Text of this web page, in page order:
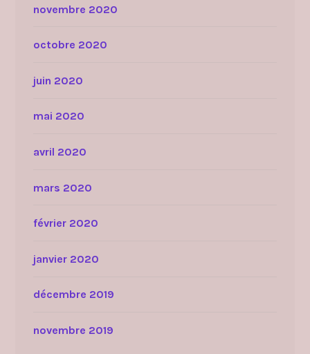
novembre 2020
octobre 2020
juin 2020
mai 2020
avril 2020
mars 2020
février 2020
janvier 2020
décembre 2019
novembre 2019